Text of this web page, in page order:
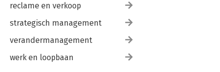
reclame en verkoop
strategisch management
verandermanagement
werk en loopbaan